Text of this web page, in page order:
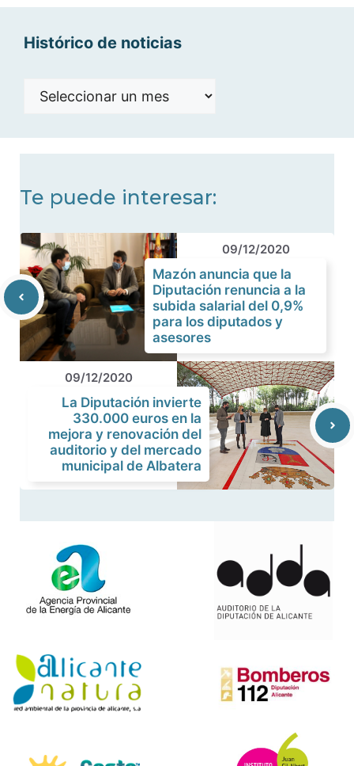
Histórico de noticias
Histórico
Te puede interesar:
09/12/2020
Mazón anuncia que la
Diputación renuncia a la
subida salarial del 0,9%
para los diputados y
asesores
09/12/2020
La Diputación invierte
330.000 euros en la
mejora y renovación del
auditorio y del mercado
municipal de Albatera